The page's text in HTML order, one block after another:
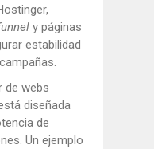
y páginas
estabilidad
de webs
diseñada
de
Un ejemplo